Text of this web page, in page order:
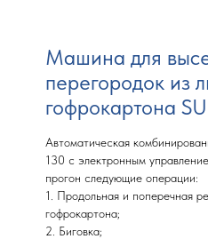
Машина для
перегородок из
гофрокартона
Автоматическая
130 с электронным
прогон следующие операции:
1. Продольная и поперечная
гофрокартона;
2. Биговка;